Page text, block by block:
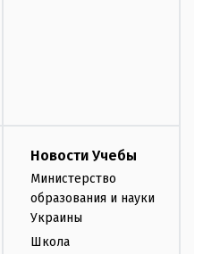
Новости Учебы
Министерство
образования и науки
Украины
Школа